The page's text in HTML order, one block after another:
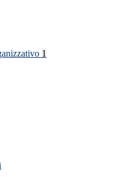
1